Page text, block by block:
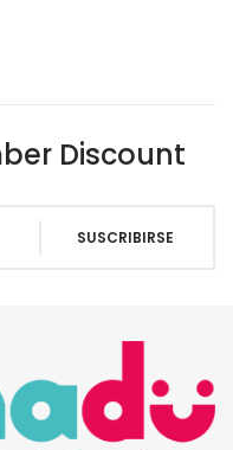
Discount